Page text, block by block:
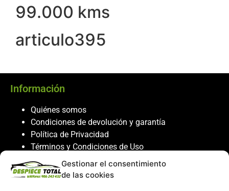
Gestionar el consentimiento
de las cookies
99.000 kms
articulo395
Información
Quiénes somos
Condiciones de devolución y garantía
Política de Privacidad
Términos y Condiciones de Uso
Política de Cookies
Servicio al cliente